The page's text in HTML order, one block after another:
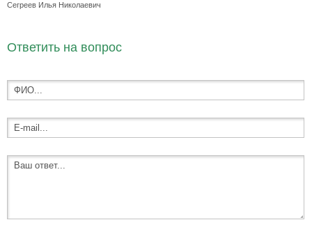
Сегреев Илья Николаевич
Ответить на вопрос